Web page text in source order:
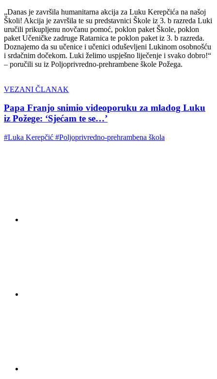
„Danas je završila humanitarna akcija za Luku Kerepčića na našoj
Školi! Akcija je završila te su predstavnici Škole iz 3. b razreda Luki
uručili prikupljenu novčanu pomoć, poklon paket Škole, poklon
paket Učeničke zadruge Ratarnica te poklon paket iz 3. b razreda.
Doznajemo da su učenice i učenici oduševljeni Lukinom osobnošću
i srdačnim dočekom. Luki želimo uspješno liječenje i svako dobro!“
– poručili su iz Poljoprivredno-prehrambene škole Požega.
VEZANI ČLANAK
Papa Franjo snimio videoporuku za mladog Luku
iz Požege: ‘Sjećam te se…’
#Luka Kerepčić #Poljoprivredno-prehrambena škola